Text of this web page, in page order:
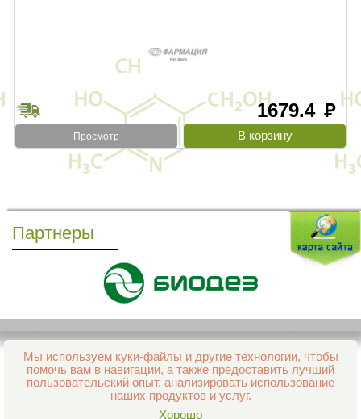
1679.4 руб
Просмотр
Партнеры
Мы используем куки-файлы и другие технологии, чтобы
помочь вам в навигации, а также предоставить лучший
пользовательский опыт, анализировать использование
наших продуктов и услуг.
Хорошо
Все права защищены и охраняются законом
© 2013–2026 Интернет-аптека Фармация
support@aptekapenza.ru
Телефон: Служба обработки заказов 99-98-28